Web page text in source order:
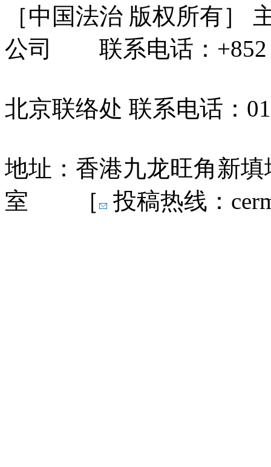
［中国法治 版权所有］
公司 联系电话：+852
北京联络处 联系电话：
地址：香港九龙旺角新
室 ［
投稿热线：